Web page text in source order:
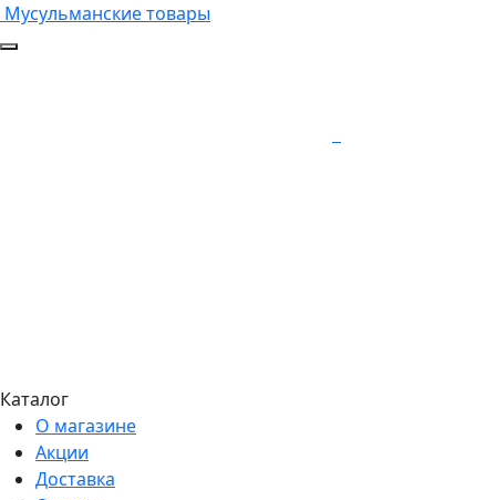
Мусульманские товары
Каталог
О магазине
Акции
Доставка